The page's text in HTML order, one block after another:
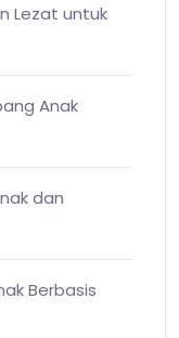
Lezat untuk
Anak
dan
Berbasis